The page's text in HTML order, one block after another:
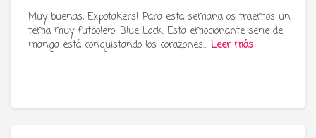
Muy buenas, Expotakers! Para esta semana os traemos un
tema muy futbolero: Blue Lock. Esta emocionante serie de
manga está conquistando los corazones… Leer más